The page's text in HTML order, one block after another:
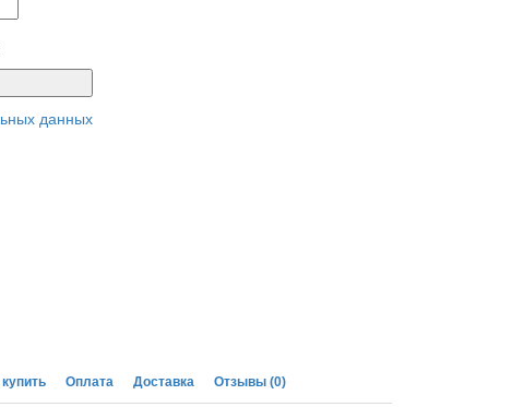
данных
купить Оплата Доставка Отзывы(0)